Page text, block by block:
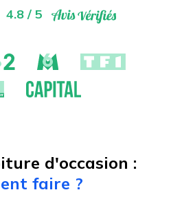
4.8 / 5
d'occasion :
faire ?